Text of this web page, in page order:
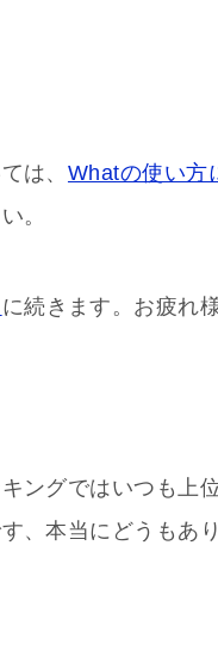
は、 Whatの使い方
。
に続きます。お疲れ
ングではいつも上
、本当にどうもあ